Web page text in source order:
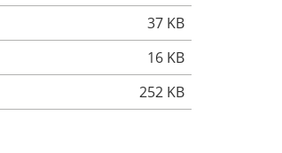
37 KB
16 KB
252 KB